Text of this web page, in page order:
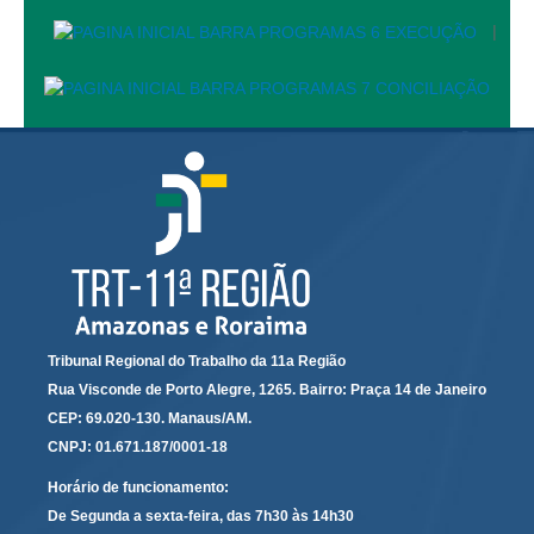
Precedentes e Ações Coletivas
Centro de Inteligência
Portal Transparência
Gestão
Audiências e Sessões
Serviço de Informação ao Cidadão
Ouvidoria
Gestão Orcamentária
|
Tribunal Regional do Trabalho da 11a Região
Rua Visconde de Porto Alegre, 1265. Bairro: Praça 14 de Janeiro
CEP: 69.020-130. Manaus/AM.
CNPJ: 01.671.187/0001-18
Horário de funcionamento:
De Segunda a sexta-feira, das 7h30 às 14h30